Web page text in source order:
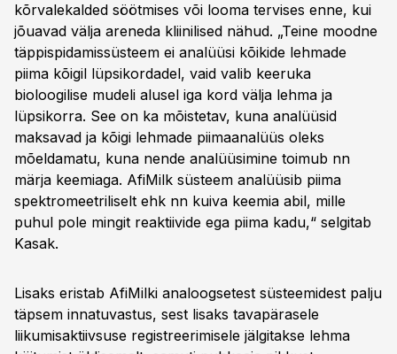
kõrvalekalded söötmises või looma tervises enne, kui
jõuavad välja areneda kliinilised nähud. „Teine moodne
täppispidamissüsteem ei analüüsi kõikide lehmade
piima kõigil lüpsikordadel, vaid valib keeruka
bioloogilise mudeli alusel iga kord välja lehma ja
lüpsikorra. See on ka mõistetav, kuna analüüsid
maksavad ja kõigi lehmade piimaanalüüs oleks
mõeldamatu, kuna nende analüüsimine toimub nn
märja keemiaga. AfiMilk süsteem analüüsib piima
spektromeetriliselt ehk nn kuiva keemia abil, mille
puhul pole mingit reaktiivide ega piima kadu,“ selgitab
Kasak.
Lisaks eristab AfiMilki analoogsetest süsteemidest palju
täpsem innatuvastus, sest lisaks tavapärasele
liikumisaktiivsuse registreerimisele jälgitakse lehma